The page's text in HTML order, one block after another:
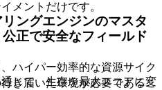
ングエンジンのマスタ
ハイパー効率的な資源サイク
じて、生存を最大スコアに変
メントだけです。
正で安全なフィールド
き届いた環境が必要であるこ